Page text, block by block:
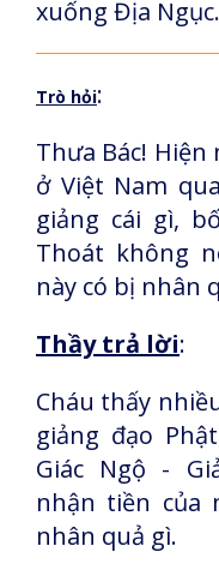
xuống Địa Ngục.
Trò hỏi:
Thưa Bác!
ở Việt Nam
giảng cái gì,
Thoát không
này có bị nhân
Thầy trả lời:
Cháu thấy
giảng đạo
Giác Ngộ -
nhận tiền của
nhân quả gì.